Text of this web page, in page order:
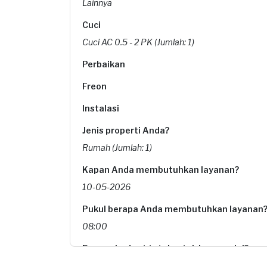
Lainnya
Cuci
Cuci AC 0.5 - 2 PK (Jumlah: 1)
Perbaikan
Freon
Instalasi
Jenis properti Anda?
Rumah (Jumlah: 1)
Kapan Anda membutuhkan layanan?
10-05-2026
Pukul berapa Anda membutuhkan layanan?
08:00
Berapa budget total untuk layanan ini?